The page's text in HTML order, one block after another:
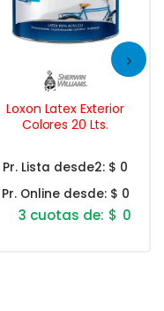
Loxon Latex Exterior
Colores 20 Lts.
Pr. Lista desde2: $ 0
Pr. Online desde: $ 0
$ 0